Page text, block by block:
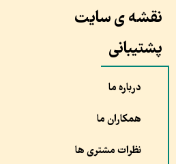
نقشه ی سایت
پشتیبانی
درباره ما
همکاران ما
نظرات مشتری ها